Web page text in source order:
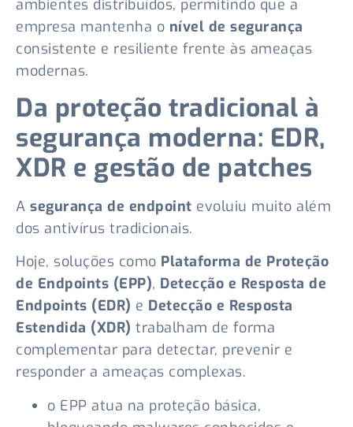
ambientes distribuídos, permitindo que a
empresa mantenha o nível de segurança
consistente e resiliente frente às ameaças
modernas.
Da proteção tradicional à
segurança moderna: EDR,
XDR e gestão de patches
A segurança de endpoint evoluiu muito além
dos antivírus tradicionais.
Hoje, soluções como Plataforma de Proteção
de Endpoints (EPP), Detecção e Resposta de
Endpoints (EDR) e Detecção e Resposta
Estendida (XDR) trabalham de forma
complementar para detectar, prevenir e
responder a ameaças complexas.
o EPP atua na proteção básica,